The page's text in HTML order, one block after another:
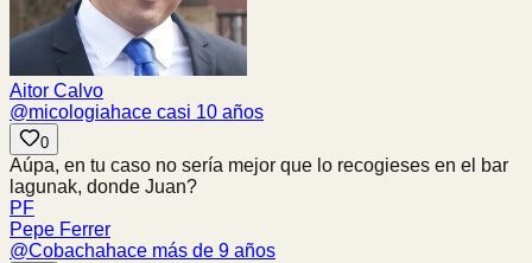
Aitor Calvo
@micologiahace casi 10 años
0
Aúpa, en tu caso no sería mejor que lo recogieses en el bar
lagunak, donde Juan?
PF
Pepe Ferrer
@Cobachahace más de 9 años